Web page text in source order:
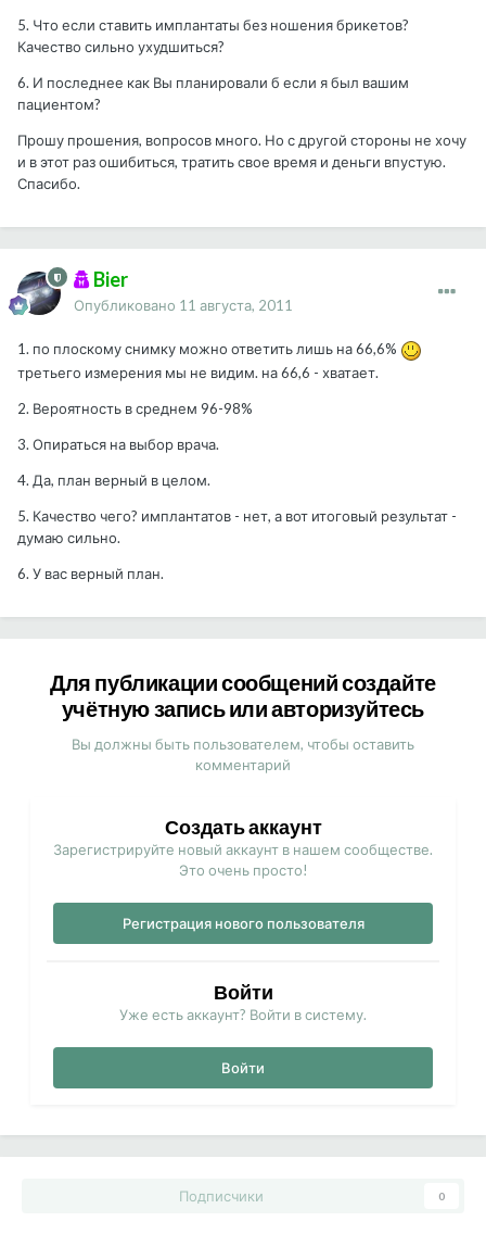
5. Что если ставить имплантаты без ношения брикетов?
Качество сильно ухудшиться?
6. И последнее как Вы планировали б если я был вашим
пациентом?
Прошу прошения, вопросов много. Но с другой стороны не хочу
и в этот раз ошибиться, тратить свое время и деньги впустую.
Спасибо.
Bier
Опубликовано 11 августа, 2011
1. по плоскому снимку можно ответить лишь на 66,6%
третьего измерения мы не видим. на 66,6 - хватает.
2. Вероятность в среднем 96-98%
3. Опираться на выбор врача.
4. Да, план верный в целом.
5. Качество чего? имплантатов - нет, а вот итоговый результат -
думаю сильно.
6. У вас верный план.
Для публикации сообщений создайте
учётную запись или авторизуйтесь
Вы должны быть пользователем, чтобы оставить
комментарий
Создать аккаунт
Зарегистрируйте новый аккаунт в нашем сообществе.
Это очень просто!
Регистрация нового пользователя
Войти
Уже есть аккаунт? Войти в систему.
Войти
Подписчики 0